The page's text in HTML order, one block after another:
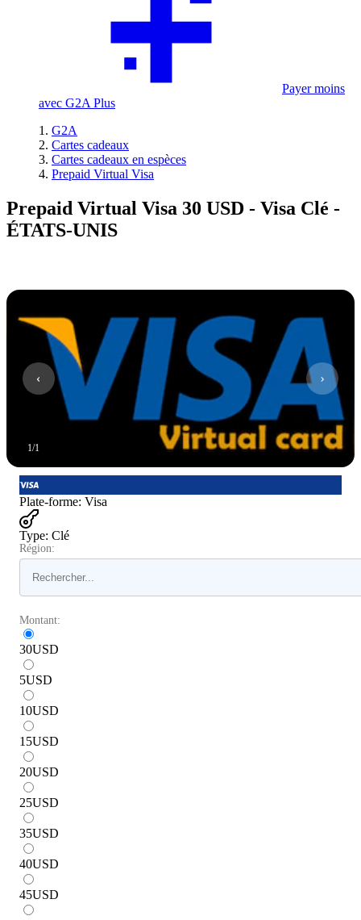
Payer moins
avec G2A Plus
G2A
Cartes cadeaux
Cartes cadeaux en espèces
Prepaid Virtual Visa
Prepaid Virtual Visa 30 USD - Visa Clé -
ÉTATS-UNIS
1/1
Plate-forme: Visa
Type: Clé
Région:
Montant:
30USD
5USD
10USD
15USD
20USD
25USD
35USD
40USD
45USD